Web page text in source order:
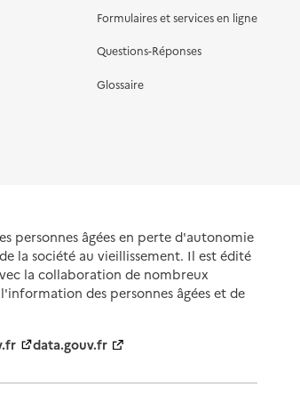
Formulaires et services en ligne
Questions-Réponses
Glossaire
personnes âgées en perte d'autonomie
la société au vieillissement. Il est édité
la collaboration de nombreux
des personnes âgées et de
data.gouv.fr